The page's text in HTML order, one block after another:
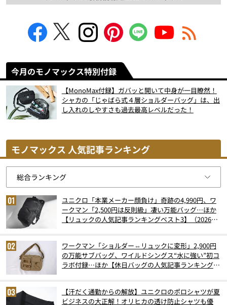
今月のモノマックス特別付録
【MonoMax付録】ガバッと開いて中身が一目瞭然！
シャカの「じゃばら式４層ショルダーバッグ」は、出
し入れのしやすさも過去最高レベルだった！
モノマックス 人気記事ランキング
ユニクロ「本業メーカー顔負け」奇跡の4,990円、ワ
ークマン「2,500円は反則級」凄い万能バッグ…ほか
【リュックの人気記事ランキングベスト3】（2026年
ワークマン「ショルダー⇔リュックに変形」2,900円
の万能サブバッグ、ワイルドシングス“水に強い”初コ
ラボ付録…ほか【休日バッグの人気記事ランキングベ
【汗だく通勤からの解放】ユニクロのポロシャツが夏
ビジネスの大正解！オリヒカの透け防止シャツも優